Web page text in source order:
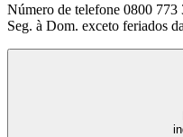
Número de telefone 0800 773
Seg. à Dom. exceto feriados